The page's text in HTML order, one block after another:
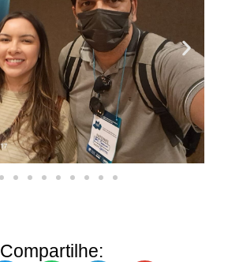
Compartilhe: